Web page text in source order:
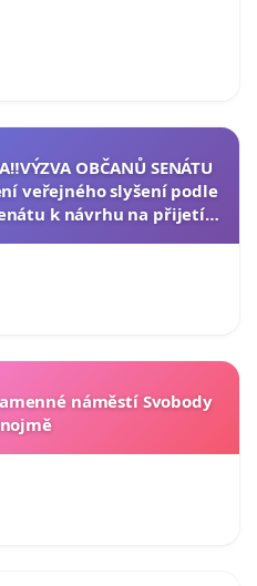
OBČANŮ SENÁTU
veřejného slyšení podle
k návrhu na přijetí
náměstí Svobody